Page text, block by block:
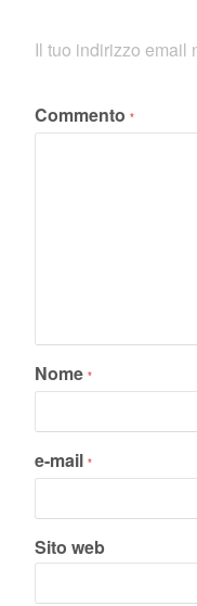
Il tuo indirizzo email
Commento*
Nome*
e-mail*
Sito web